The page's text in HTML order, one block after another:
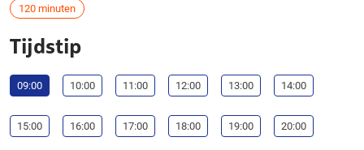
120 minuten
Tijdstip
09:00 10:00 11:00 12:00 13:00 14:00
15:00 16:00 17:00 18:00 19:00 20:00